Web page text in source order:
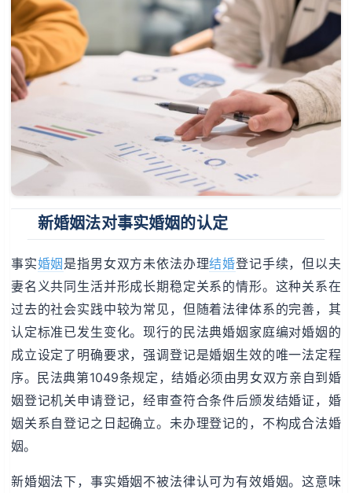
新婚姻法对事实婚姻的认定
事实婚姻是指男女双方未依法办理结婚登记手续，但以夫
妻名义共同生活并形成长期稳定关系的情形。这种关系在
过去的社会实践中较为常见，但随着法律体系的完善，其
认定标准已发生变化。现行的民法典婚姻家庭编对婚姻的
成立设定了明确要求，强调登记是婚姻生效的唯一法定程
序。民法典第1049条规定，结婚必须由男女双方亲自到婚
姻登记机关申请登记，经审查符合条件后颁发结婚证，婚
姻关系自登记之日起确立。未办理登记的，不构成合法婚
姻。
新婚姻法下，事实婚姻不被法律认可为有效婚姻。这意味